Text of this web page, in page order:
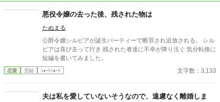
悪役令嬢の去った後、残された物は
たぬまる
公爵令嬢シルビアが誕生パーティーで断罪され追放される。 シル
ビアは喜び去って行き 残された者達に不幸が降り注ぐ 気分転換に
短編を書いてみました。
恋愛 完結 ｼｮｰﾄｼｮｰﾄ 文字数：3,133
夫は私を愛していないそうなので、遠慮なく離婚しま